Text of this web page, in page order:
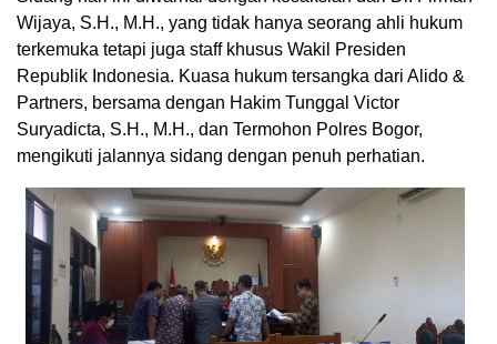
Wijaya, S.H., M.H., yang tidak hanya seorang ahli hukum
terkemuka tetapi juga staff khusus Wakil Presiden
Republik Indonesia. Kuasa hukum tersangka dari Alido &
Partners, bersama dengan Hakim Tunggal Victor
Suryadicta, S.H., M.H., dan Termohon Polres Bogor,
mengikuti jalannya sidang dengan penuh perhatian.